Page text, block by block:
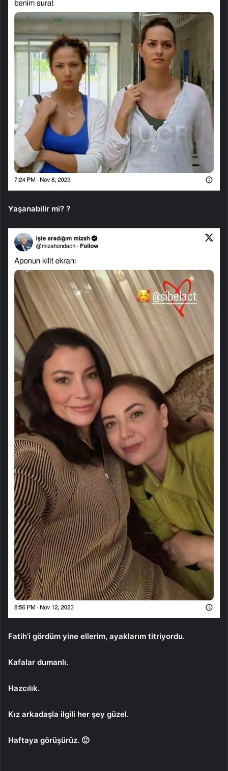
Yaşanabilir mi? ?
Fatih’i gördüm yine ellerim, ayaklarım titriyordu.
Kafalar dumanlı.
Hazcılık.
Kız arkadaşla ilgili her şey güzel.
Haftaya görüşürüz. 🙂